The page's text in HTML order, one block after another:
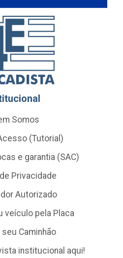
Somos
(Tutorial)
e garantia (SAC)
Privacidade
Autorizado
veículo pela Placa
seu Caminhão
institucional aqui!